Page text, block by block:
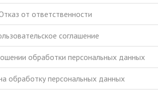
от ответственности
соглашение
обработки персональных данных
обработку персональных данных